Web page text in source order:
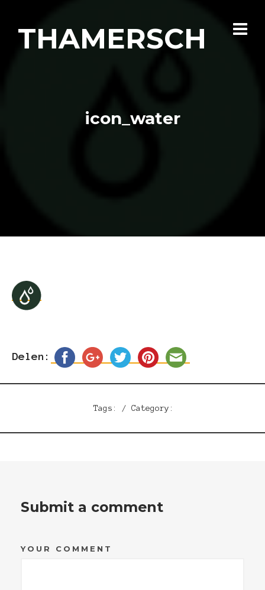
THAMERSCH
icon_water
Delen:
Tags: / Category:
Submit a comment
YOUR COMMENT